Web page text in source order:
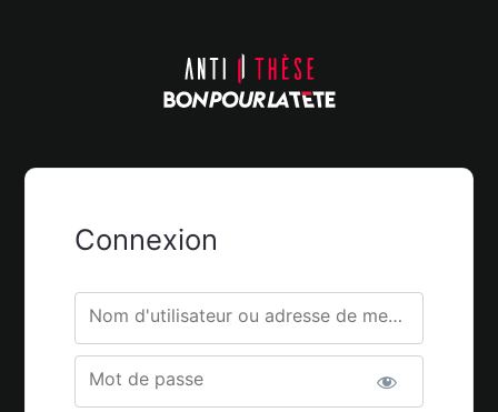
Connexion
Nom d'utilisateur ou adresse de messagerie.
Mot de passe